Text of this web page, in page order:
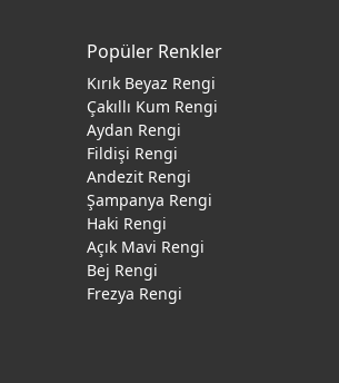
Popüler Renkler
Kırık Beyaz Rengi
Çakıllı Kum Rengi
Aydan Rengi
Fildişi Rengi
Andezit Rengi
Şampanya Rengi
Haki Rengi
Açık Mavi Rengi
Bej Rengi
Frezya Rengi